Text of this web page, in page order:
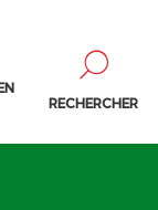
RECHERCHER